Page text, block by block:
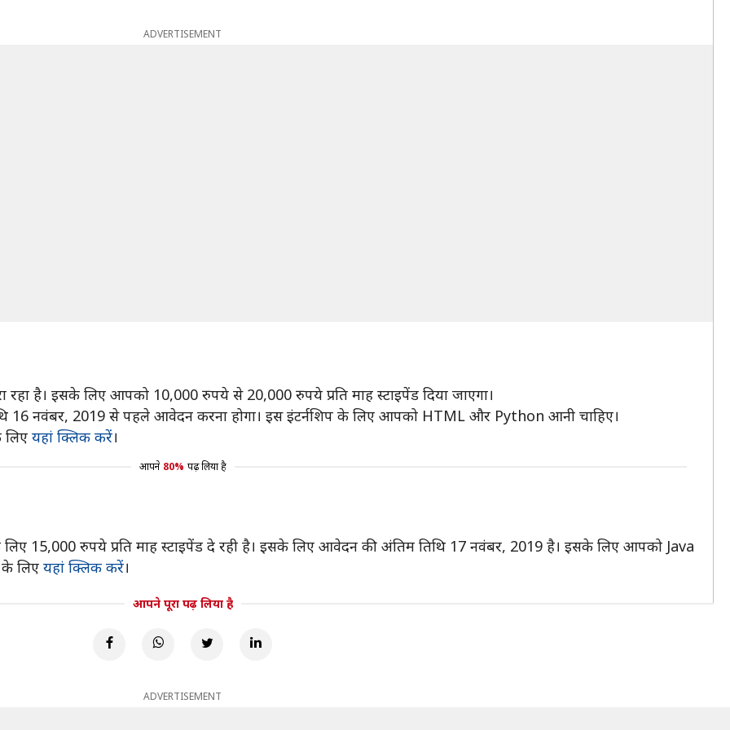
ADVERTISEMENT
है। इसके लिए आपको 10,000 रुपये से 20,000 रुपये प्रति माह स्टाइपेंड दिया जाएगा।
16 नवंबर, 2019 से पहले आवेदन करना होगा। इस इंटर्नशिप के लिए आपको HTML और Python आनी चाहिए।
यहां क्लिक करें।
आपने 80% पढ़ लिया है
15,000 रुपये प्रति माह स्टाइपेंड दे रही है। इसके लिए आवेदन की अंतिम तिथि 17 नवंबर, 2019 है। इसके लिए आपको Java
लिए यहां क्लिक करें।
आपने पूरा पढ़ लिया है
ADVERTISEMENT